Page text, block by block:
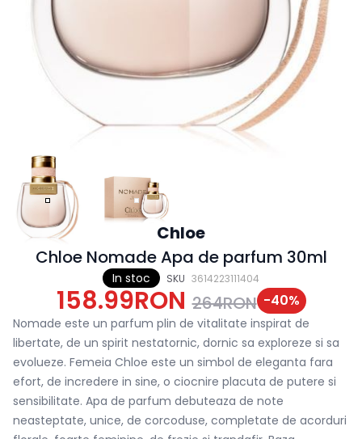
In stoc SKU 3614223111404
Chloe
Chloe Nomade Apa de parfum 30ml
158.99RON 264RON -40%
Nomade este un parfum plin de vitalitate inspirat de
libertate, de un spirit nestatornic, dornic sa exploreze si sa
evolueze. Femeia Chloe este un simbol de eleganta fara
efort, de incredere in sine, o ciocnire placuta de putere si
sensibilitate. Apa de parfum debuteaza de note
neasteptate, unice, de corcoduse, completate de acorduri